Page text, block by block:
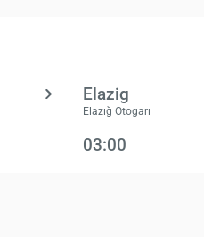
Elazig
Elazığ Otogarı
03:00